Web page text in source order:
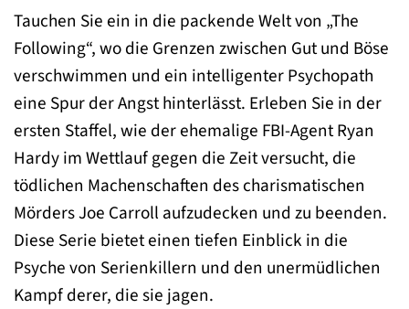
Tauchen Sie ein in die packende Welt von „The
Following“, wo die Grenzen zwischen Gut und Böse
verschwimmen und ein intelligenter Psychopath
eine Spur der Angst hinterlässt. Erleben Sie in der
ersten Staffel, wie der ehemalige FBI-Agent Ryan
Hardy im Wettlauf gegen die Zeit versucht, die
tödlichen Machenschaften des charismatischen
Mörders Joe Carroll aufzudecken und zu beenden.
Diese Serie bietet einen tiefen Einblick in die
Psyche von Serienkillern und den unermüdlichen
Kampf derer, die sie jagen.